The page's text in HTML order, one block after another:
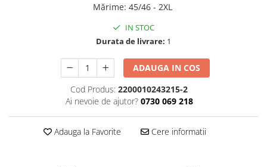
Mărime: 45/46 - 2XL
IN STOC
Durata de livrare: 1
ADAUGA IN COS
Cod Produs: 2200010243215-2
Ai nevoie de ajutor? 0730 069 218
Adauga la Favorite Cere informatii